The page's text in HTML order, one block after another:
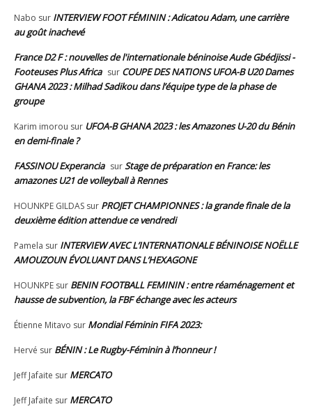
Nabo sur INTERVIEW FOOT FÉMININ : Adicatou Adam, une carrière
au goût inachevé
France D2 F : nouvelles de l'internationale béninoise Aude Gbédjissi -
Footeuses Plus Africa sur COUPE DES NATIONS UFOA-B U20 Dames
GHANA 2023 : Milhad Sadikou dans l’équipe type de la phase de
groupe
Karim imorou sur UFOA-B GHANA 2023 : les Amazones U-20 du Bénin
en demi-finale ?
FASSINOU Experancia surStage de préparation en France: les
amazones U21 de volleyball à Rennes
HOUNKPE GILDAS sur PROJET CHAMPIONNES : la grande finale de la
deuxième édition attendue ce vendredi
Pamela sur INTERVIEW AVEC L’INTERNATIONALE BÉNINOISE NOËLLE
AMOUZOUN ÉVOLUANT DANS L’HEXAGONE
HOUNKPE sur BENIN FOOTBALL FEMININ : entre réaménagement et
hausse de subvention, la FBF échange avec les acteurs
Étienne Mitavo sur Mondial Féminin FIFA 2023:
Hervé sur BÉNIN : Le Rugby-Féminin à l’honneur !
Jeff Jafaite sur MERCATO
Jeff Jafaite sur MERCATO